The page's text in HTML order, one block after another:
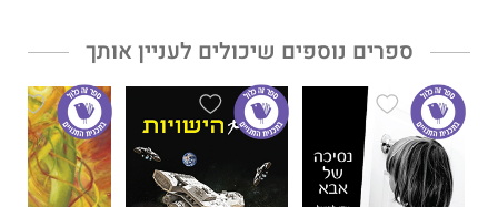
ספרים נוספים שיכולים לעניין אותך